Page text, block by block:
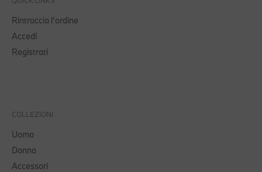
Rintraccia l'ordine
Accedi
Registrati
COLLEZIONI
Uomo
Donna
Accessori